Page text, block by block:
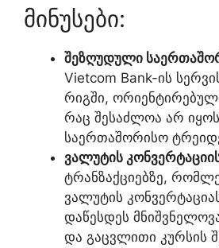
მინუსები:
შეზღუდული
Vietcom Bank-ის
რიგში,
რაც შესაძლოა არ
საერთაშორისო
ვალუტის
ტრანზაქციებზე,
ვალუტის
დაწესდეს
და გაცვლითი კურსის